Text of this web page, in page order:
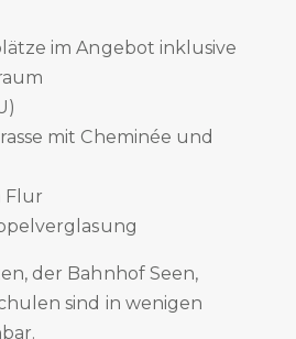
im Angebot inklusive
mit Cheminée und
Flur
der Bahnhof Seen,
sind in wenigen